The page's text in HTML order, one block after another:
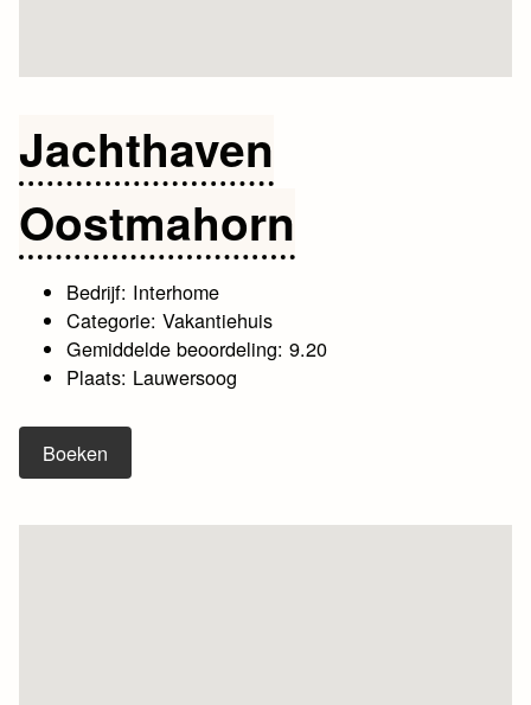
Jachthaven
Oostmahorn
Bedrijf: Interhome
Categorie: Vakantiehuis
Gemiddelde beoordeling: 9.20
Plaats: Lauwersoog
Boeken